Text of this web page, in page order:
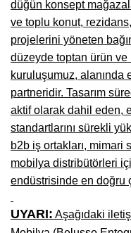
Niğde Mobilyacılar,
Giresun Mobilya
düğün konsept
ve toplu konut,
projelerini yöneten
düzeyde toptan ürün ve
kuruluşumuz,
partneridir. Tasarım
aktif olarak dahil eden,
standartlarını sürekli
b2b iş ortakları, mimari
mobilya distribütörleri
endüstrisinde en doğru
UYARI: Aşağıdaki